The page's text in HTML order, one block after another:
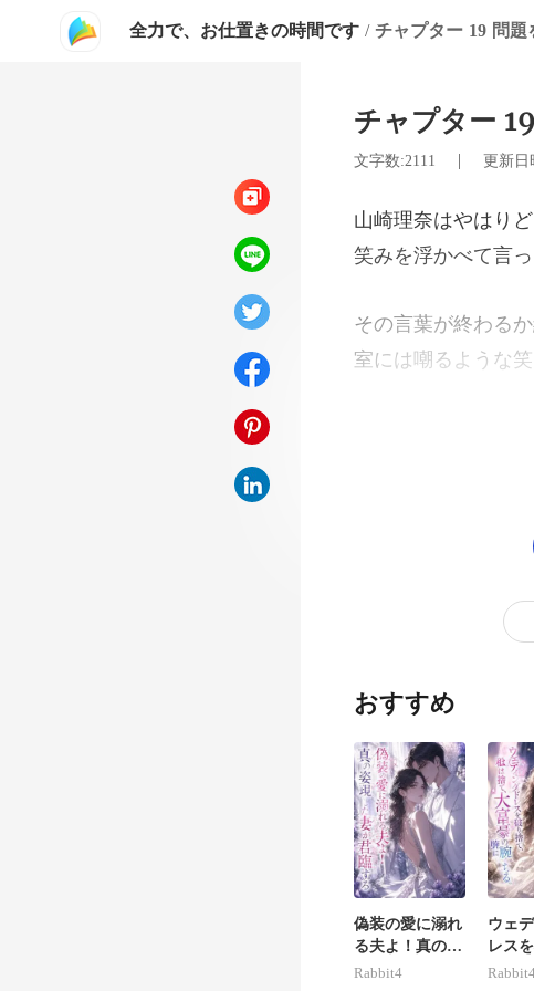
全力で、お仕置きの時間です / チャプター 19 問題
チャプター
文字数:2111 | 更新日
笑みを
おすすめ
偽装の愛に溺れ
る夫よ！真の姿
現した妻が君臨
Rabbit4
ウェ
レス
て、私